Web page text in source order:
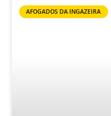
AFOGADOS DA INGAZEIRA